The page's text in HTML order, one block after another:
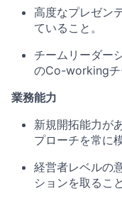
高度なプレゼン
ていること。
チームリーダー
のCo-workingチ
業務能力
新規開拓能力が
プローチを常に
経営者レベルの
ションを取るこ